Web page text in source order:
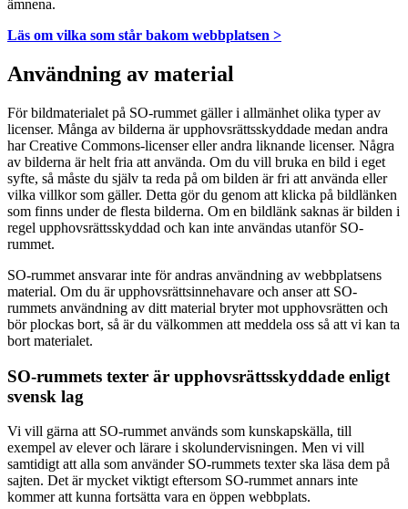
ämnena.
Läs om vilka som står bakom webbplatsen >
Användning av material
För bildmaterialet på SO-rummet gäller i allmänhet olika typer av
licenser. Många av bilderna är upphovsrättsskyddade medan andra
har Creative Commons-licenser eller andra liknande licenser. Några
av bilderna är helt fria att använda. Om du vill bruka en bild i eget
syfte, så måste du själv ta reda på om bilden är fri att använda eller
vilka villkor som gäller. Detta gör du genom att klicka på bildlänken
som finns under de flesta bilderna. Om en bildlänk saknas är bilden i
regel upphovsrättsskyddad och kan inte användas utanför SO-
rummet.
SO-rummet ansvarar inte för andras användning av webbplatsens
material. Om du är upphovsrättsinnehavare och anser att SO-
rummets användning av ditt material bryter mot upphovsrätten och
bör plockas bort, så är du välkommen att meddela oss så att vi kan ta
bort materialet.
SO-rummets texter är upphovsrättsskyddade enligt
svensk lag
Vi vill gärna att SO-rummet används som kunskapskälla, till
exempel av elever och lärare i skolundervisningen. Men vi vill
samtidigt att alla som använder SO-rummets texter ska läsa dem på
sajten. Det är mycket viktigt eftersom SO-rummet annars inte
kommer att kunna fortsätta vara en öppen webbplats.